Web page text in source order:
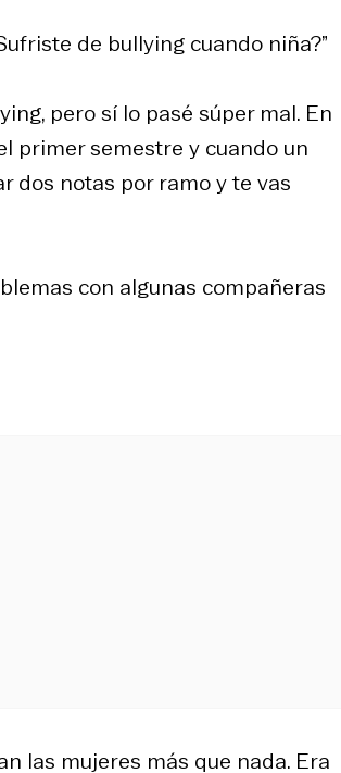
de bullying cuando niña?”
pero sí lo pasé súper mal. En
primer semestre y cuando un
dos notas por ramo y te vas
con algunas compañeras
las mujeres más que nada. Era